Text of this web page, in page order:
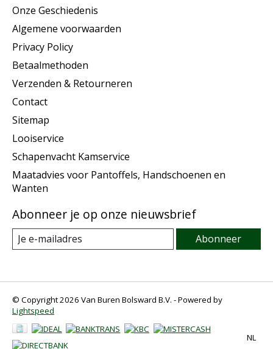
Onze Geschiedenis
Algemene voorwaarden
Privacy Policy
Betaalmethoden
Verzenden & Retourneren
Contact
Sitemap
Looiservice
Schapenvacht Kamservice
Maatadvies voor Pantoffels, Handschoenen en
Wanten
Abonneer je op onze nieuwsbrief
Abonneer
© Copyright 2026 Van Buren Bolsward B.V. - Powered by
Lightspeed
NL